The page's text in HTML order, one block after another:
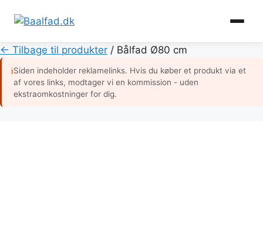
Hop
til
indhold
← Tilbage til produkter / Bålfad Ø80 cm
ℹSiden indeholder reklamelinks. Hvis du køber et produkt via et
af vores links, modtager vi en kommission - uden
ekstraomkostninger for dig.